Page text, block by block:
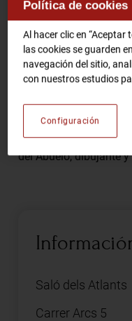
RCA TV
Gastronomic
Entradas Eventos
"EL PAPUS. YO ESTUVÍ
Comparte
Presentación del
revista satírica y
del Abuelo, dibujante
Saló dels Atlants
Carrer Arcs 5
Política de cookies
Al hacer clic en “Aceptar
las cookies se guarden
navegación del sitio,
con nuestros estudios
Configuración